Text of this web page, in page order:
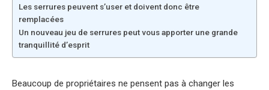
Les serrures peuvent s’user et doivent donc être
remplacées
Un nouveau jeu de serrures peut vous apporter une grande
tranquillité d’esprit
Beaucoup de propriétaires ne pensent pas à changer les